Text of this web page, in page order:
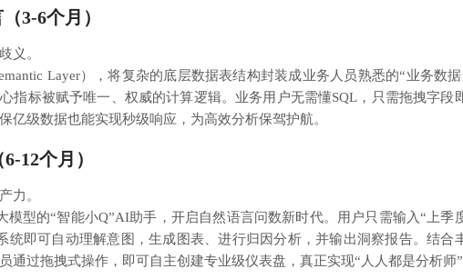
3-6个月）
义。
Layer），将复杂的底层数据表结构封装成业务人员熟悉的“业务数
指标被赋予唯一、权威的计算逻辑。业务用户无需懂SQL，只需拖拽字段
亿级数据也能实现秒级响应，为高效分析保驾护航。
12个月）
力。
模型的“智能小Q”AI助手，开启自然语言问数新时代。用户只需输入“上季
统即可自动理解意图，生成图表、进行归因分析，并输出洞察报告。结合
通过拖拽式操作，即可自主创建专业级仪表盘，真正实现“人人都是分析师